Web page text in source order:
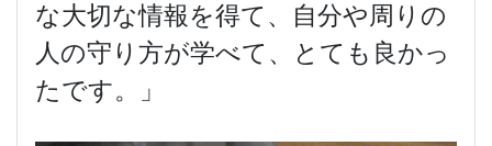
な大切な情報を得て、自分や周りの
人の守り方が学べて、とても良かっ
たです。」